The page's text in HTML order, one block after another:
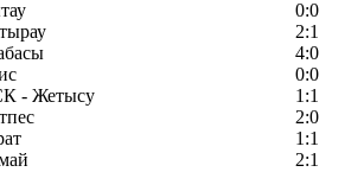
0:0
2:1
4:0
0:0
- Жетысу
1:1
2:0
1:1
2:1